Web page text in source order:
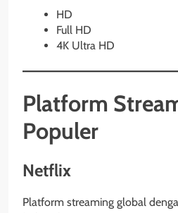
HD
Full HD
4K Ultra HD
Platform
Populer
Netflix
Platform streaming global